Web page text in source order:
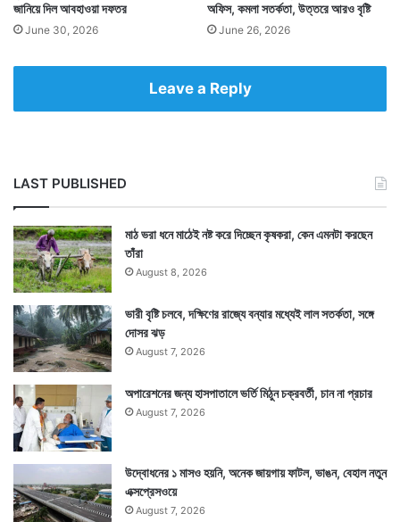
জানিয়ে দিল আবহাওয়া দফতর
June 30, 2026
অফিস, কমলা সতর্কতা, উত্তরে আরও বৃষ্টি
June 26, 2026
Leave a Reply
LAST PUBLISHED
মাঠ ভরা ধনে মাঠেই নষ্ট করে দিচ্ছেন কৃষকরা, কেন এমনটা করছেন
তাঁরা
August 8, 2026
ভারী বৃষ্টি চলবে, দক্ষিণের রাজ্যে বন্যার মধ্যেই লাল সতর্কতা, সঙ্গে
দোসর ঝড়
August 7, 2026
অপারেশনের জন্য হাসপাতালে ভর্তি মিঠুন চক্রবর্তী, চান না প্রচার
August 7, 2026
উদ্বোধনের ১ মাসও হয়নি, অনেক জায়গায় ফাটল, ভাঙন, বেহাল নতুন
এক্সপ্রেসওয়ে
August 7, 2026